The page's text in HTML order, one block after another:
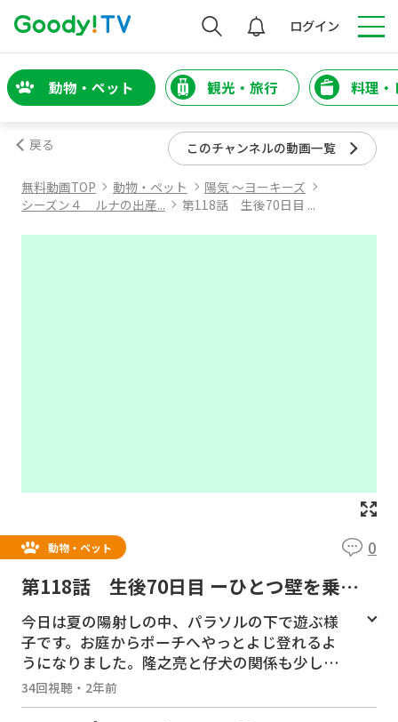
検索 ログイン
動物・ペット 観光・旅行 料理・
戻る このチャンネルの動画一覧
無料動画TOP 動物・ペット
陽気 ～ヨーキーズ
シーズン４ ルナの出産...
第118話 生後70日目 ...
動物・ペット 0
第118話 生後70日目 ーひとつ壁を乗り
越えたー
今日は夏の陽射しの中、パラソルの下で遊ぶ様
子です。お庭からポーチへやっとよじ登れるよ
うになりました。隆之亮と仔犬の関係も少しず
つ距離が近づいてきました。
34回視聴 ・ 2年前